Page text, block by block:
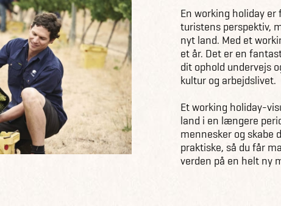
En working holiday
turistens perspektiv,
nyt land. Med et
et år. Det er en
dit ophold undervejs
kultur og arbejdslivet.
Et working holiday-
land i en længere
mennesker og skabe
praktiske, så du får
verden på en helt ny